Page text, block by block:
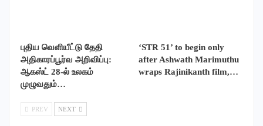
புதிய வெளியீட்டு தேதி
அதிகாரப்பூர்வ அறிவிப்பு:
ஆகஸ்ட் 28-ல் உலகம்
முழுவதும்…
‘STR 51’ to begin only
after Ashwath Marimuthu
wraps Rajinikanth film,…
PREV NEXT